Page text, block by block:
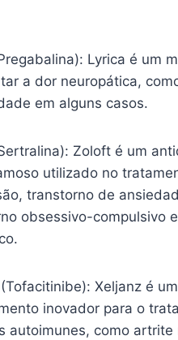
Lyrica é um
a dor neuropática,
em alguns casos.
Zoloft é um
utilizado no
transtorno de
obsessivo-compulsivo
Xeljanz é um
inovador para o
autoimunes, como artrite